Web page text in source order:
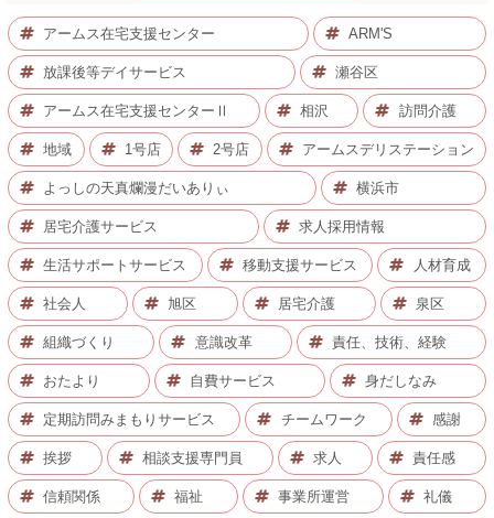
アームス在宅支援センター ARM'S
放課後等デイサービス 瀬谷区
アームス在宅支援センターⅡ 相沢 訪問介護
地域 1号店 2号店 アームスデリステーション
よっしの天真爛漫だいありぃ 横浜市
居宅介護サービス 求人採用情報
生活サポートサービス 移動支援サービス 人材育成
社会人 旭区 居宅介護 泉区
組織づくり 意識改革 責任、技術、経験
おたより 自費サービス 身だしなみ
定期訪問みまもりサービス チームワーク 感謝
挨拶 相談支援専門員 求人 責任感
信頼関係 福祉 事業所運営 礼儀